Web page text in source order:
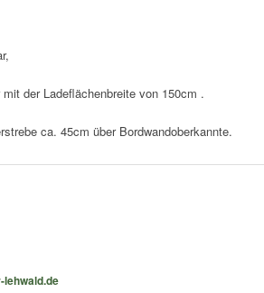
der Ladeflächenbreite von 150cm .
ca. 45cm über Bordwandoberkannte.
lehwald.de